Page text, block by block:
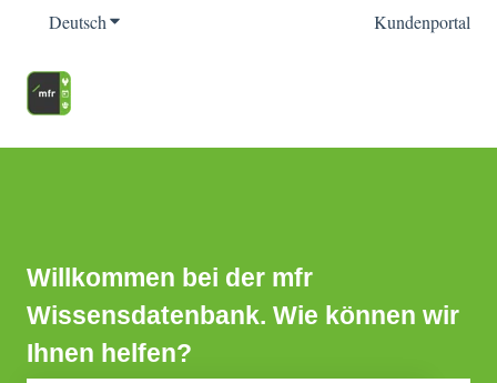
DeutschUntermenü für Übersetzungen anzeigenKundenportal
Willkommen bei der mfr
Wissensdatenbank. Wie können wir
Ihnen helfen?